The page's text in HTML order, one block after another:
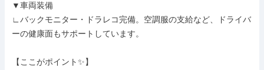
▼車両装備
∟バックモニター・ドラレコ完備。空調服の支給など、ドライバ
ーの健康面もサポートしています。
【ここがポイント✨】